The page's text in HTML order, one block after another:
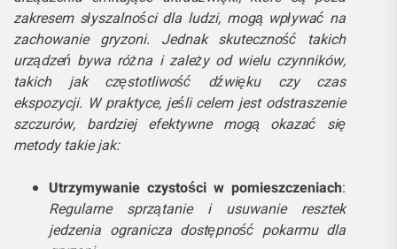
zakresem słyszalności dla ludzi, mogą wpływać na
zachowanie gryzoni. Jednak skuteczność takich
urządzeń bywa różna i zależy od wielu czynników,
takich jak częstotliwość dźwięku czy czas
ekspozycji. W praktyce, jeśli celem jest odstraszenie
szczurów, bardziej efektywne mogą okazać się
metody takie jak:
Utrzymywanie czystości w pomieszczeniach:
Regularne sprzątanie i usuwanie resztek
jedzenia ogranicza dostępność pokarmu dla